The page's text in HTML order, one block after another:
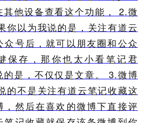
其他设备查看这个功能， 2.微
你以为我说的是，关注有道云
众号后，就可以朋友圈和公众
保存，那你也太小看笔记君
的是，不仅仅是文章。 3.微博
的不是关注有道云笔记收藏这
，然后在喜欢的微博下直接评